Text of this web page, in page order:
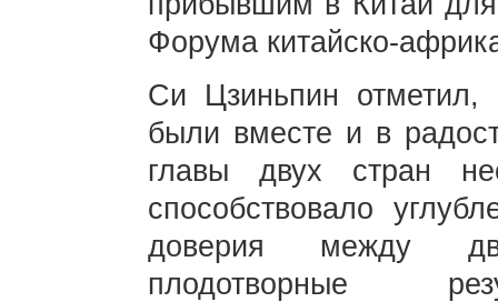
Форума китайско-
Си Цзиньпин отметил,
были вместе и в
главы двух стран
способствовало
доверия между
плодотворные